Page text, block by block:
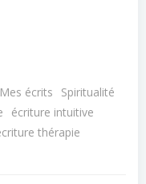
Mes écrits Spiritualité
écriture intuitive
thérapie